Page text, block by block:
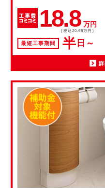
18.8 万円
(税込20.68万円)
最短工事期間 半 日～